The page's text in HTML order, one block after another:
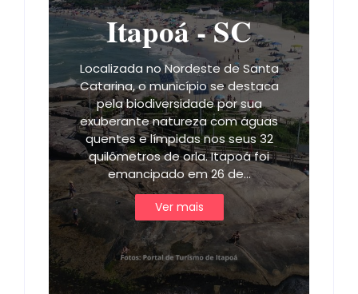
Itapoá - SC
Localizada no Nordeste de Santa
Catarina, o município se destaca
pela biodiversidade por sua
exuberante natureza com águas
quentes e límpidas nos seus 32
quilômetros de orla. Itapoá foi
emancipado em 26 de…
Ver mais